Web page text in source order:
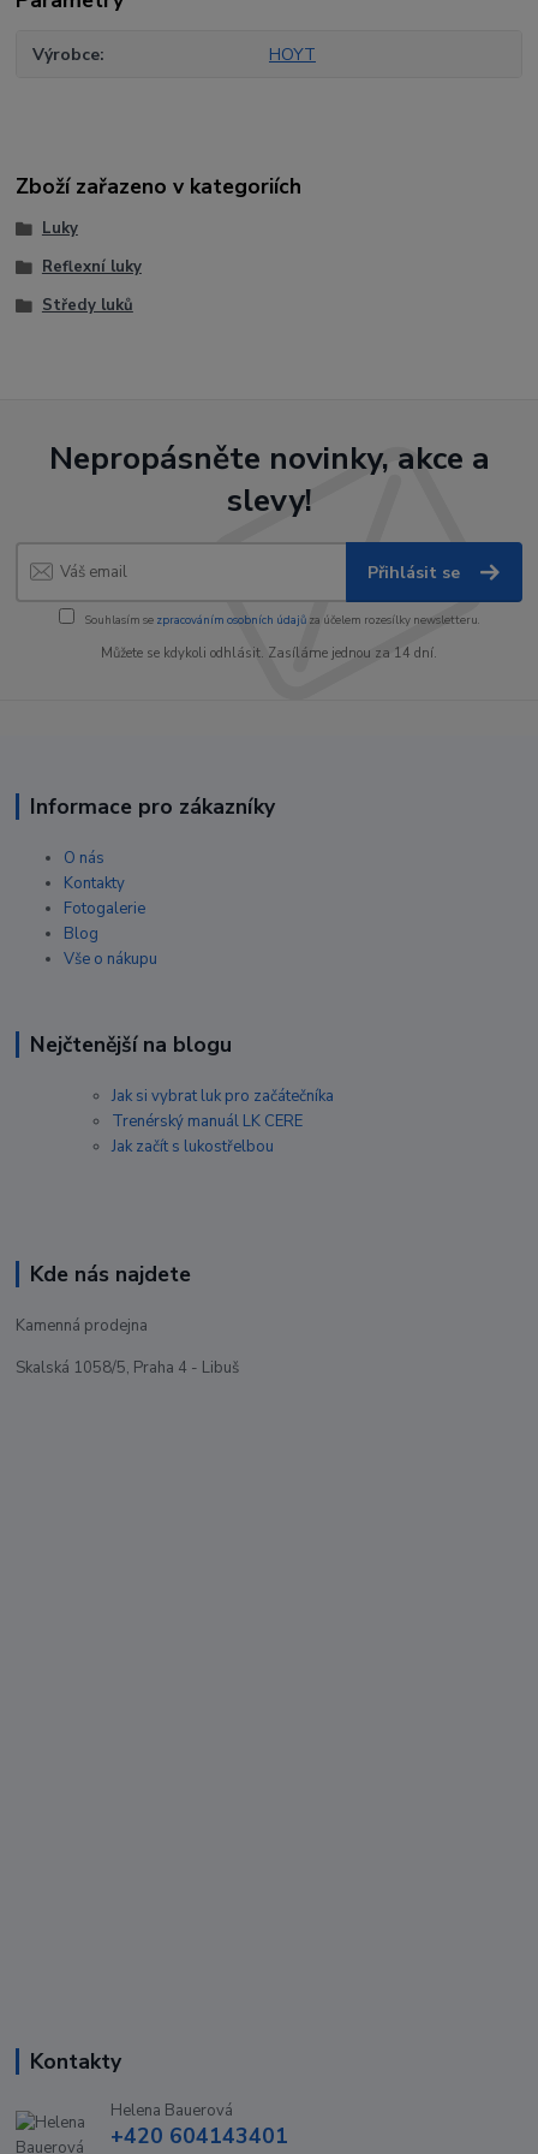
Výrobce HOYT
Zboží zařazeno v kategoriích
Luky
Reflexní luky
Středy luků
Nepropásněte novinky, akce a
slevy!
Přihlásit se
Souhlasím se zpracováním osobních údajůza účelem rozesílky newsletteru.
Můžete se kdykoli odhlásit. Zasíláme jednou za 14 dní.
Informace pro zákazníky
O nás
Kontakty
Fotogalerie
Blog
Vše o nákupu
Nejčtenější na blogu
Jak si vybrat luk pro začátečníka
Trenérský manuál LK CERE
Jak začít s lukostřelbou
Kde nás najdete
Kamenná prodejna
Skalská 1058/5, Praha 4 - Libuš
Kontakty
Helena Bauerová
+420 604143401